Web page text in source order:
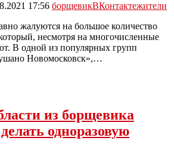
17:56 борщевикВКонтактежители
жалуются на большое количество
несмотря на многочисленные
В одной из популярных групп
Новомосковск»,…
из борщевика
одноразовую